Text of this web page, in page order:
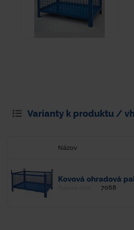
Varianty k produktu /
Názov
Kovová ohradová
7068